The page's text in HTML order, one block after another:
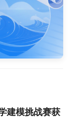
建模挑战赛获